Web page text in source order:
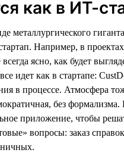
как в ИТ-
металлургического
Например, в
ясно, как будет
идет как в стартапе:
в процессе. Атмосфера
без формализма.
приложение, чтобы
вопросы: заказ